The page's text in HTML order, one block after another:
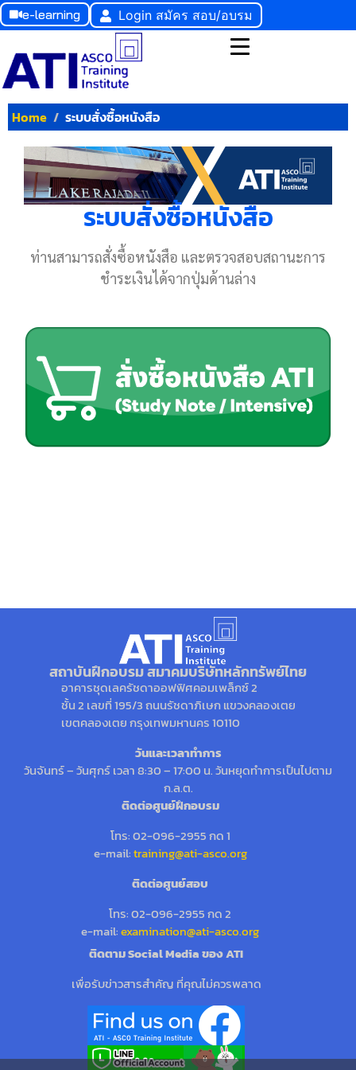
e-learning Login สมัคร สอบ/อบรม
Home ระบบสั่งซื้อหนังสือ
ระบบสั่งซื้อหนังสือ
ท่านสามารถสั่งซื้อหนังสือ และตรวจสอบสถานะการ
ชำระเงินได้จากปุ่มด้านล่าง
สถาบันฝึกอบรม สมาคมบริษัทหลักทรัพย์ไทย
อาคารชุดเลครัชดาออฟฟิศคอมเพล็กซ์ 2
ชั้น 2 เลขที่ 195/3 ถนนรัชดาภิเษก แขวงคลองเตย
เขตคลองเตย กรุงเทพมหานคร 10110
วันและเวลาทำการ
วันจันทร์ – วันศุกร์ เวลา 8:30 – 17:00 น. วันหยุดทำการเป็นไปตาม
ก.ล.ต.
ติดต่อศูนย์ฝึกอบรม
โทร: 02-096-2955 กด 1
e-mail:training@ati-asco.org
ติดต่อศูนย์สอบ
โทร: 02-096-2955 กด 2
e-mail:examination@ati-asco.org
ติดตาม Social Media ของ ATI
เพื่อรับข่าวสารสำคัญ ที่คุณไม่ควรพลาด